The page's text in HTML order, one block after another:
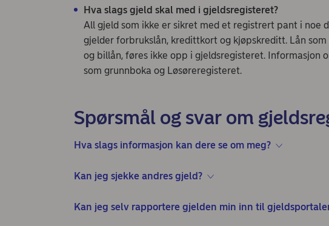
Hva slags gjeld skal med i gjeldsregisteret?
All gjeld som ikke er sikret med et registrert pant i noe
gjelder forbrukslån, kredittkort og kjøpskreditt. Lån
og billån, føres ikke opp i gjeldsregisteret. Informasjon
som grunnboka og Løsøreregisteret.
Spørsmål og svar om
Hva slags informasjon kan dere se om meg?
Kan jeg sjekke andres gjeld?
Kan jeg selv rapportere gjelden min inn til